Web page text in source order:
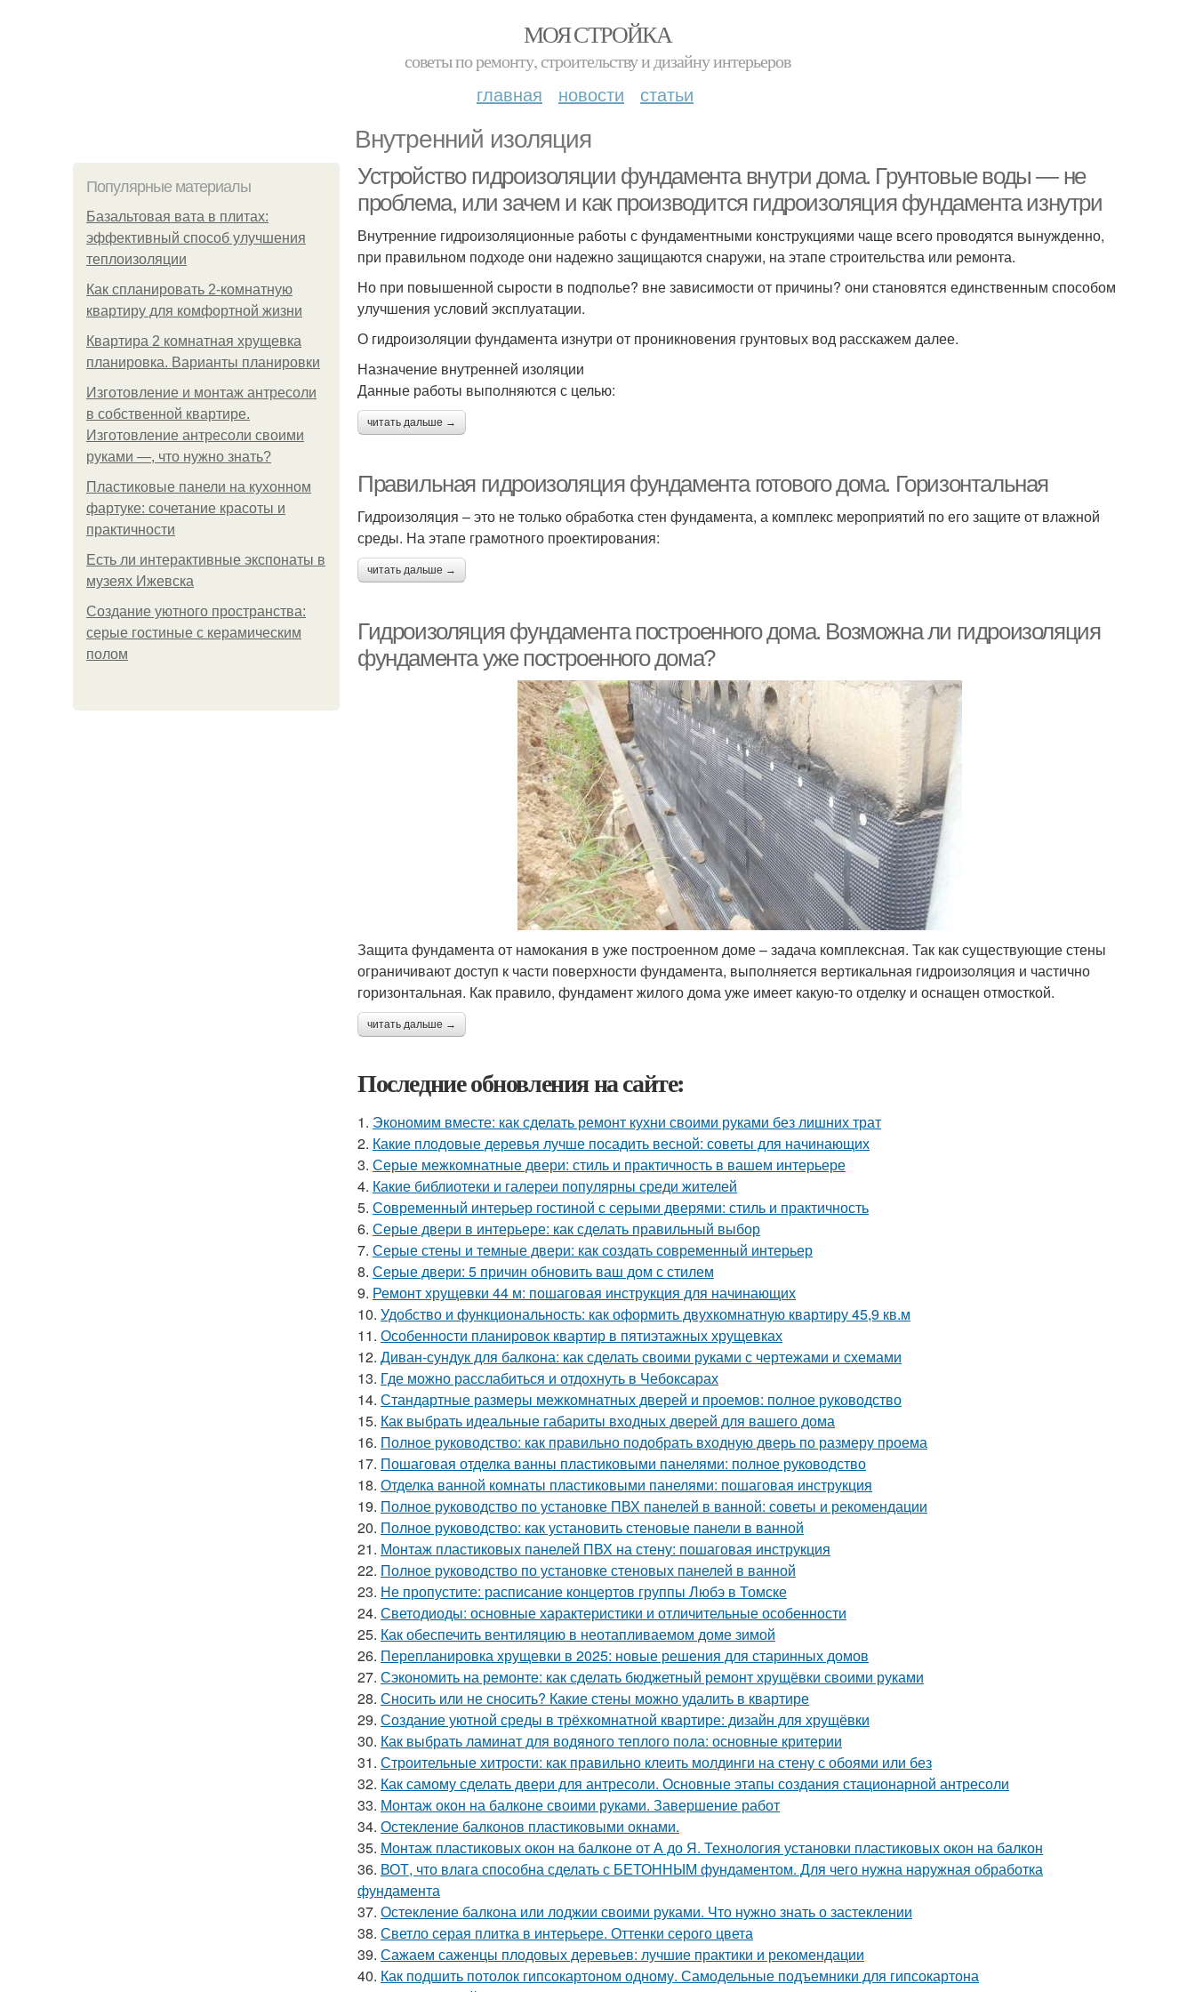
МОЯ СТРОЙКА
советы по ремонту, строительству и дизайну интерьеров
главная новости статьи
Внутренний изоляция
Популярные материалы
Базальтовая вата в плитах:
эффективный способ улучшения
теплоизоляции
Как спланировать 2-комнатную
квартиру для комфортной жизни
Квартира 2 комнатная хрущевка
планировка. Варианты планировки
Изготовление и монтаж антресоли
в собственной квартире.
Изготовление антресоли своими
руками —, что нужно знать?
Пластиковые панели на кухонном
фартуке: сочетание красоты и
практичности
Есть ли интерактивные экспонаты в
музеях Ижевска
Создание уютного пространства:
серые гостиные с керамическим
полом
Устройство гидроизоляции фундамента внутри дома. Грунтовые воды — не
проблема, или зачем и как производится гидроизоляция фундамента изнутри
Внутренние гидроизоляционные работы с фундаментными конструкциями чаще всего проводятся вынужденно,
при правильном подходе они надежно защищаются снаружи, на этапе строительства или ремонта.
Но при повышенной сырости в подполье? вне зависимости от причины? они становятся единственным способом
улучшения условий эксплуатации.
О гидроизоляции фундамента изнутри от проникновения грунтовых вод расскажем далее.
Назначение внутренней изоляции
Данные работы выполняются с целью:
читать дальше →
Правильная гидроизоляция фундамента готового дома. Горизонтальная
Гидроизоляция – это не только обработка стен фундамента, а комплекс мероприятий по его защите от влажной
среды. На этапе грамотного проектирования:
читать дальше →
Гидроизоляция фундамента построенного дома. Возможна ли гидроизоляция
фундамента уже построенного дома?
Защита фундамента от намокания в уже построенном доме – задача комплексная. Так как существующие стены
ограничивают доступ к части поверхности фундамента, выполняется вертикальная гидроизоляция и частично
горизонтальная. Как правило, фундамент жилого дома уже имеет какую-то отделку и оснащен отмосткой.
читать дальше →
Последние обновления на сайте:
1. Экономим вместе: как сделать ремонт кухни своими руками без лишних трат
2. Какие плодовые деревья лучше посадить весной: советы для начинающих
3. Серые межкомнатные двери: стиль и практичность в вашем интерьере
4. Какие библиотеки и галереи популярны среди жителей
5. Современный интерьер гостиной с серыми дверями: стиль и практичность
6. Серые двери в интерьере: как сделать правильный выбор
7. Серые стены и темные двери: как создать современный интерьер
8. Серые двери: 5 причин обновить ваш дом с стилем
9. Ремонт хрущевки 44 м: пошаговая инструкция для начинающих
10. Удобство и функциональность: как оформить двухкомнатную квартиру 45,9 кв.м
11. Особенности планировок квартир в пятиэтажных хрущевках
12. Диван-сундук для балкона: как сделать своими руками с чертежами и схемами
13. Где можно расслабиться и отдохнуть в Чебоксарах
14. Стандартные размеры межкомнатных дверей и проемов: полное руководство
15. Как выбрать идеальные габариты входных дверей для вашего дома
16. Полное руководство: как правильно подобрать входную дверь по размеру проема
17. Пошаговая отделка ванны пластиковыми панелями: полное руководство
18. Отделка ванной комнаты пластиковыми панелями: пошаговая инструкция
19. Полное руководство по установке ПВХ панелей в ванной: советы и рекомендации
20. Полное руководство: как установить стеновые панели в ванной
21. Монтаж пластиковых панелей ПВХ на стену: пошаговая инструкция
22. Полное руководство по установке стеновых панелей в ванной
23. Не пропустите: расписание концертов группы Любэ в Томске
24. Светодиоды: основные характеристики и отличительные особенности
25. Как обеспечить вентиляцию в неотапливаемом доме зимой
26. Перепланировка хрущевки в 2025: новые решения для старинных домов
27. Сэкономить на ремонте: как сделать бюджетный ремонт хрущёвки своими руками
28. Сносить или не сносить? Какие стены можно удалить в квартире
29. Создание уютной среды в трёхкомнатной квартире: дизайн для хрущёвки
30. Как выбрать ламинат для водяного теплого пола: основные критерии
31. Строительные хитрости: как правильно клеить молдинги на стену с обоями или без
32. Как самому сделать двери для антресоли. Основные этапы создания стационарной антресоли
33. Монтаж окон на балконе своими руками. Завершение работ
34. Остекление балконов пластиковыми окнами.
35. Монтаж пластиковых окон на балконе от А до Я. Технология установки пластиковых окон на балкон
36. ВОТ, что влага способна сделать с БЕТОННЫМ фундаментом. Для чего нужна наружная обработка
фундамента
37. Остекление балкона или лоджии своими руками. Что нужно знать о застеклении
38. Светло серая плитка в интерьере. Оттенки серого цвета
39. Сажаем саженцы плодовых деревьев: лучшие практики и рекомендации
40. Как подшить потолок гипсокартоном одному. Самодельные подъемники для гипсокартона